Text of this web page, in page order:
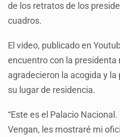
de los retratos de los
cuadros.
El video, publicado en
encuentro con la presidenta
agradecieron la acogida y
su lugar de residencia.
“Este es el Palacio
Vengan, les mostraré mi